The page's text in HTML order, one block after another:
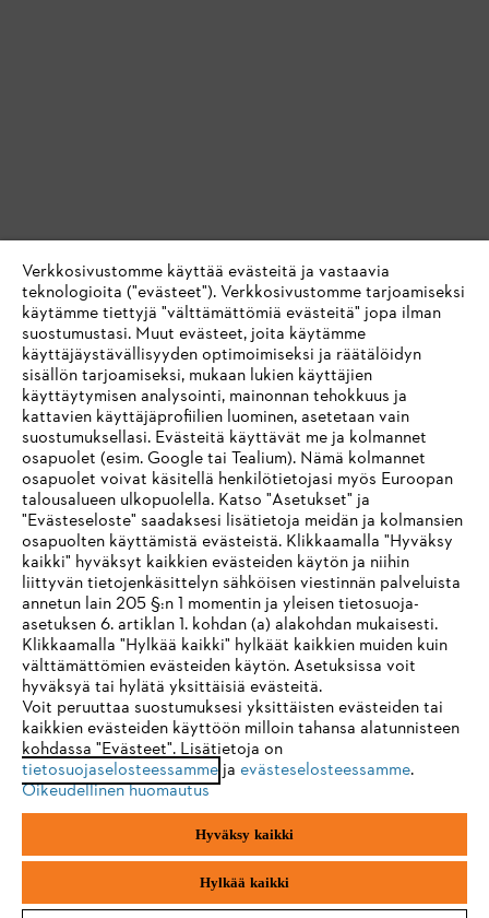
IHR BROWSER WIRD NICHT
UNTERSTÜTZT
Sie nutzen einen Browser, den wir noch nicht unterstützen. Für
eine optimale Nutzung unserer Seite empfehlen wir Ihnen, zu
einem der folgenden Browser zu wechseln:
Firefox Chrome
Verkkosivustomme käyttää evästeitä ja vastaavia
teknologioita ("evästeet"). Verkkosivustomme tarjoamiseksi
käytämme tiettyjä "välttämättömiä evästeitä" jopa ilman
suostumustasi. Muut evästeet, joita käytämme
käyttäjäystävällisyyden optimoimiseksi ja räätälöidyn
sisällön tarjoamiseksi, mukaan lukien käyttäjien
käyttäytymisen analysointi, mainonnan tehokkuus ja
kattavien käyttäjäprofiilien luominen, asetetaan vain
suostumuksellasi. Evästeitä käyttävät me ja kolmannet
osapuolet (esim. Google tai Tealium). Nämä kolmannet
osapuolet voivat käsitellä henkilötietojasi myös Euroopan
talousalueen ulkopuolella. Katso "Asetukset" ja
"Evästeseloste" saadaksesi lisätietoja meidän ja kolmansien
osapuolten käyttämistä evästeistä. Klikkaamalla "Hyväksy
kaikki" hyväksyt kaikkien evästeiden käytön ja niihin
liittyvän tietojenkäsittelyn sähköisen viestinnän palveluista
annetun lain 205 §:n 1 momentin ja yleisen tietosuoja-
asetuksen 6. artiklan 1. kohdan (a) alakohdan mukaisesti.
Klikkaamalla "Hylkää kaikki" hylkäät kaikkien muiden kuin
välttämättömien evästeiden käytön. Asetuksissa voit
hyväksyä tai hylätä yksittäisiä evästeitä.
Voit peruuttaa suostumuksesi yksittäisten evästeiden tai
kaikkien evästeiden käyttöön milloin tahansa alatunnisteen
kohdassa "Evästeet". Lisätietoja on
tietosuojaselosteessammeja evästeselosteessamme.
Oikeudellinen huomautus
Hyväksy kaikki
Hylkää kaikki